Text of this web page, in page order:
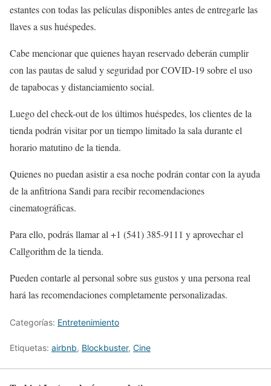
estantes con todas las películas disponibles antes de entregarle las
llaves a sus huéspedes.
Cabe mencionar que quienes hayan reservado deberán cumplir
con las pautas de salud y seguridad por COVID-19 sobre el uso
de tapabocas y distanciamiento social.
Luego del check-out de los últimos huéspedes, los clientes de la
tienda podrán visitar por un tiempo limitado la sala durante el
horario matutino de la tienda.
Quienes no puedan asistir a esa noche podrán contar con la ayuda
de la anfitriona Sandi para recibir recomendaciones
cinematográficas.
Para ello, podrás llamar al +1 (541) 385-9111 y aprovechar el
Callgorithm de la tienda.
Pueden contarle al personal sobre sus gustos y una persona real
hará las recomendaciones completamente personalizadas.
Categorías: Entretenimiento
Etiquetas: airbnb, Blockbuster, Cine